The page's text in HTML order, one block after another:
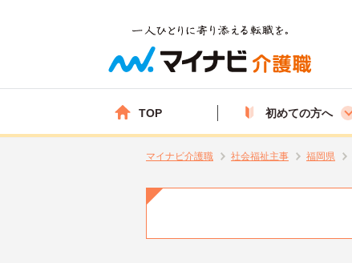
TOP 初めての方へ
マイナビ介護職 社会福祉主事 福岡県